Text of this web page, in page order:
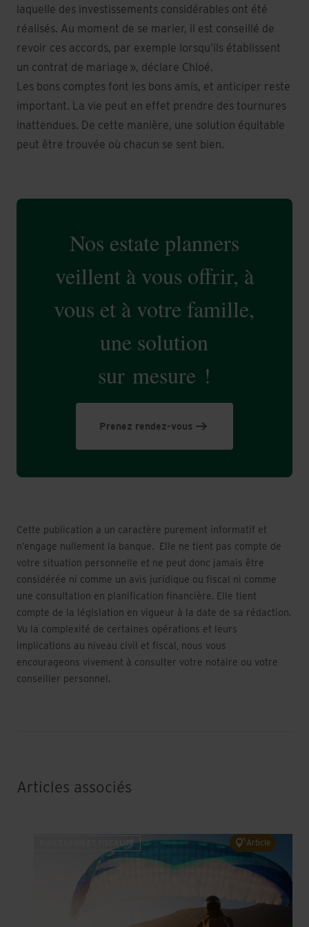
laquelle des investissements considérables ont été
réalisés. Au moment de se marier, il est conseillé de
revoir ces accords, par exemple lorsqu’ils établissent
un contrat de mariage », déclare Chloé.
Les bons comptes font les bons amis, et anticiper reste
important. La vie peut en effet prendre des tournures
inattendues. De cette manière, une solution équitable
peut être trouvée où chacun se sent bien.
Nos estate planners
veillent à vous offrir, à
vous et à votre famille,
une solution
sur mesure !
Prenez rendez-vous
Cette publication a un caractère purement informatif et
n’engage nullement la banque. Elle ne tient pas compte de
votre situation personnelle et ne peut donc jamais être
considérée ni comme un avis juridique ou fiscal ni comme
une consultation en planification financière. Elle tient
compte de la législation en vigueur à la date de sa rédaction.
Vu la complexité de certaines opérations et leurs
implications au niveau civil et fiscal, nous vous
encourageons vivement à consulter votre notaire ou votre
conseiller personnel.
Articles associés
Qui hérite de quoi si vous ne prévoyez rien ?
SUCCESSION ET FISCALITÉ Article